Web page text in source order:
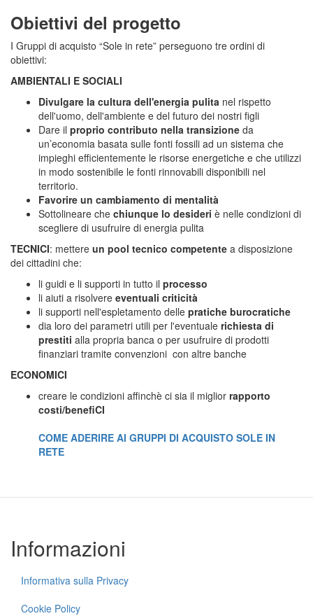
Obiettivi del progetto
I Gruppi di acquisto “Sole in rete” perseguono tre ordini di
obiettivi:
AMBIENTALI E SOCIALI
Divulgare la cultura dell'energia pulita nel rispetto
dell'uomo, dell'ambiente e del futuro dei nostri figli
Dare il proprio contributo nella transizione da
un’economia basata sulle fonti fossili ad un sistema che
impieghi efficientemente le risorse energetiche e che utilizzi
in modo sostenibile le fonti rinnovabili disponibili nel
territorio.
Favorire un cambiamento di mentalità
Sottolineare che chiunque lo desideri è nelle condizioni di
scegliere di usufruire di energia pulita
TECNICI: mettere un pool tecnico competente a disposizione
dei cittadini che:
li guidi e li supporti in tutto il processo
li aiuti a risolvere eventuali criticità
li supporti nell'espletamento delle pratiche burocratiche
dia loro dei parametri utili per l'eventuale richiesta di
prestiti alla propria banca o per usufruire di prodotti
finanziari tramite convenzioni con altre banche
ECONOMICI
creare le condizioni affinchè ci sia il miglior rapporto
costi/benefiCI
COME ADERIRE AI GRUPPI DI ACQUISTO SOLE IN
RETE
Informazioni
Informativa sulla Privacy
Cookie Policy